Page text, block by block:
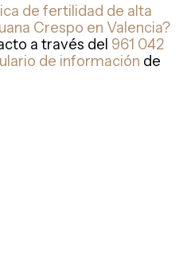
de fertilidad de alta
Crespo en Valencia?
a través del 961 042
de información de